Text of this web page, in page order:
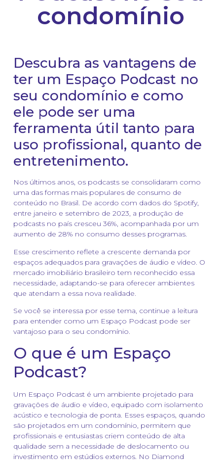
condomínio
Descubra as vantagens de
ter um Espaço Podcast no
seu condomínio e como
ele pode ser uma
ferramenta útil tanto para
uso profissional, quanto de
entretenimento.
Nos últimos anos, os podcasts se consolidaram como
uma das formas mais populares de consumo de
conteúdo no Brasil. De acordo com dados do Spotify,
entre janeiro e setembro de 2023, a produção de
podcasts no país cresceu 36%, acompanhada por um
aumento de 28% no consumo desses programas.
Esse crescimento reflete a crescente demanda por
espaços adequados para gravações de áudio e vídeo. O
mercado imobiliário brasileiro tem reconhecido essa
necessidade, adaptando-se para oferecer ambientes
que atendam a essa nova realidade.
Se você se interessa por esse tema, continue a leitura
para entender como um Espaço Podcast pode ser
vantajoso para o seu condomínio.
O que é um Espaço
Podcast?
Um Espaço Podcast é um ambiente projetado para
gravações de áudio e vídeo, equipado com isolamento
acústico e tecnologia de ponta. Esses espaços, quando
são projetados em um condomínio, permitem que
profissionais e entusiastas criem conteúdo de alta
qualidade sem a necessidade de deslocamento ou
investimento em estúdios externos. No Diamond